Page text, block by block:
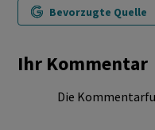
Bevorzugte Quelle
Ihr Kommentar
Die